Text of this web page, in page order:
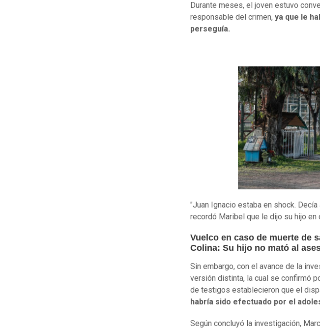
Durante meses, el joven estuvo
responsable del crimen, ya que le
perseguía.
"Juan Ignacio estaba en shock. Decía
recordó Maribel que le dijo su hijo en
Vuelco en caso de muerte de
Colina: Su hijo no mató al
Sin embargo, con el avance de la
versión distinta, la cual se confirmó
de testigos establecieron que el
habría sido efectuado por el
Según concluyó la investigación,